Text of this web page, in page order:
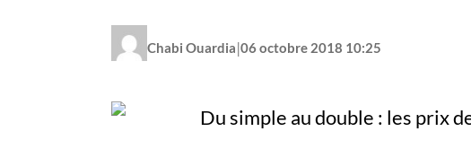
Chabi Ouardia|06 octobre 2018 10:25